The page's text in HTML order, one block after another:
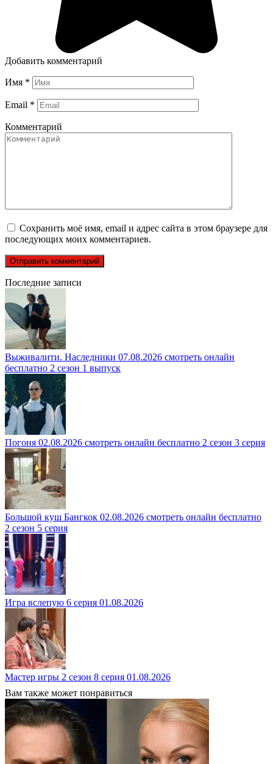
Добавить комментарий
Имя *
Email *
Комментарий
Сохранить моё имя, email и адрес сайта в этом браузере для
последующих моих комментариев.
Последние записи
Выживалити. Наследники 07.08.2026 смотреть онлайн
бесплатно 2 сезон 1 выпуск
Погоня 02.08.2026 смотреть онлайн бесплатно 2 сезон 3 серия
Большой куш Бангкок 02.08.2026 смотреть онлайн бесплатно
2 сезон 5 серия
Игра вслепую 6 серия 01.08.2026
Мастер игры 2 сезон 8 серия 01.08.2026
Вам также может понравиться